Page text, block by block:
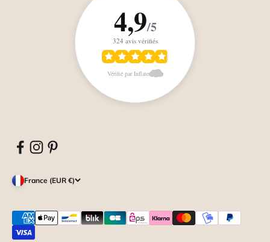
4,9/5
324 avis vérifiés
Vérifié par Inflate
France (EUR €)